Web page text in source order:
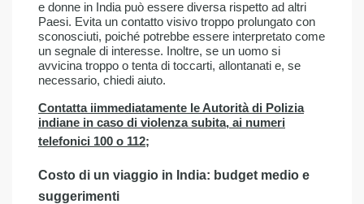
e donne in India può essere diversa rispetto ad altri
Paesi. Evita un contatto visivo troppo prolungato con
sconosciuti, poiché potrebbe essere interpretato come
un segnale di interesse. Inoltre, se un uomo si
avvicina troppo o tenta di toccarti, allontanati e, se
necessario, chiedi aiuto.
Contatta iimmediatamente le Autorità di Polizia
indiane in caso di violenza subita, ai numeri
telefonici 100 o 112;
Costo di un viaggio in India: budget medio e
suggerimenti